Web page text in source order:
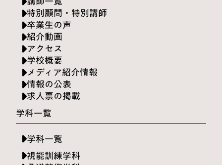
特別顧問・特別講師
卒業生の声
紹介動画
アクセス
学校概要
メディア紹介情報
情報の公表
求人票の掲載
学科一覧
学科一覧
視能訓練学科